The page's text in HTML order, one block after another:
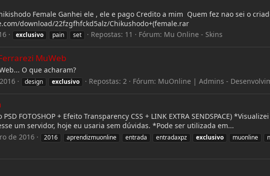
Female Ganhei ele , ele e pago Credito a mim Quem fez nao sei o
download/22fzgfhfckd5alz/Chikushodo+(female.rar
exclusivo pain set Repostas: 11 Fórum: Mu Online - Skins
MuWeb
O que acharam?
design exclusivo Repostas: 2 Fórum: MuOnline | Admins -
FOTOSHOP + Efeito Transparency CSS + LINK EXTRA SENDSPACE)
um servidor, hoje eu usaria sem dúvidas. *Pode ser utilizada em...
de 2016 2016 aprendizmuonline entrada entradaxpz exclusivo muonline